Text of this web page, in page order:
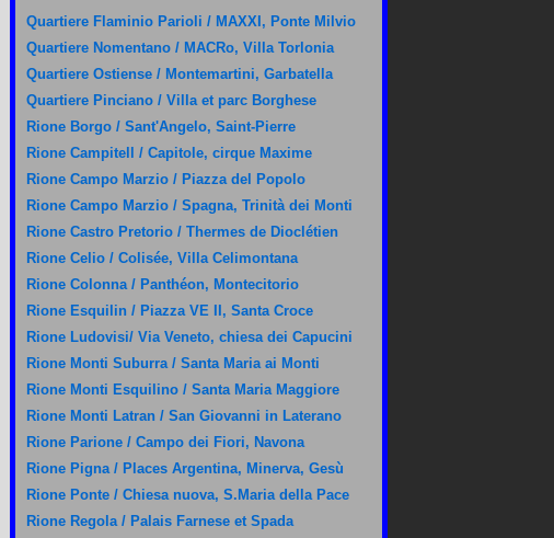
Quartiere Flaminio Parioli / MAXXI, Ponte Milvio
Quartiere Nomentano / MACRo, Villa Torlonia
Quartiere Ostiense / Montemartini, Garbatella
Quartiere Pinciano / Villa et parc Borghese
Rione Borgo / Sant'Angelo, Saint-Pierre
Rione Campitell / Capitole, cirque Maxime
Rione Campo Marzio / Piazza del Popolo
Rione Campo Marzio / Spagna, Trinità dei Monti
Rione Castro Pretorio / Thermes de Dioclétien
Rione Celio / Colisée, Villa Celimontana
Rione Colonna / Panthéon, Montecitorio
Rione Esquilin / Piazza VE II, Santa Croce
Rione Ludovisi/ Via Veneto, chiesa dei Capucini
Rione Monti Suburra / Santa Maria ai Monti
Rione Monti Esquilino / Santa Maria Maggiore
Rione Monti Latran / San Giovanni in Laterano
Rione Parione / Campo dei Fiori, Navona
Rione Pigna / Places Argentina, Minerva, Gesù
Rione Ponte / Chiesa nuova, S.Maria della Pace
Rione Regola / Palais Farnese et Spada